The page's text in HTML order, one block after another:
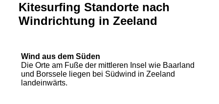
Kitesurfing Standorte nach
Windrichtung in Zeeland
Wind aus dem Süden
Die Orte am Fuße der mittleren Insel wie Baarland
und Borssele liegen bei Südwind in Zeeland
landeinwärts.